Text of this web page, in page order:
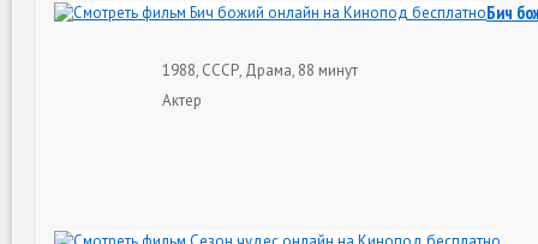
Бич
1988, СССР, Драма, 88 минут
Актер